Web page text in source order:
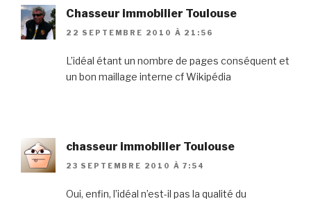
Chasseur immobilier Toulouse
22 SEPTEMBRE 2010 À 21:56
L’idéal étant un nombre de pages conséquent et
un bon maillage interne cf Wikipédia
chasseur immobilier Toulouse
23 SEPTEMBRE 2010 À 7:54
Oui, enfin, l’idéal n’est-il pas la qualité du